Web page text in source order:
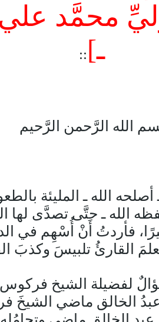
محمَّد
ـ]::
الله الرَّحمن الرَّحيم
الله ـ المليئة
الله ـ حتَّى تصدَّى لها
فأردتُ أَنْ أُسْهِم في
القارئُ تلبيسَ وكذبَ
لفضيلة الشيخ
الخالق ماضي الشيخَ